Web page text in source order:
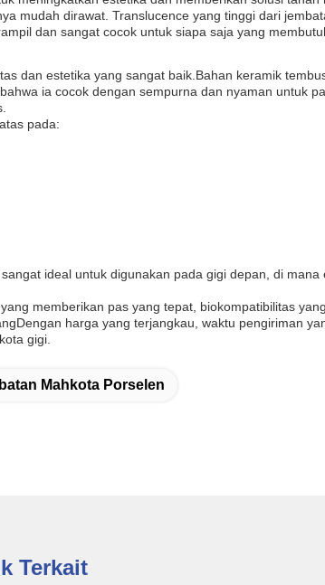
mudah dirawat. Translucence yang tinggi dari
dan sangat cocok untuk siapa saja yang
dan estetika yang sangat baik.Bahan keramik
ia cocok dengan sempurna dan nyaman untuk
pada:
ideal untuk digunakan pada gigi depan, di
memberikan pas yang tepat, biokompatibilitas
harga yang terjangkau, waktu pengiriman
gigi.
Mahkota Porselen
Terkait